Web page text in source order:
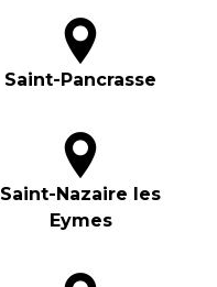
Saint-Pancrasse
Saint-Nazaire les
Eymes